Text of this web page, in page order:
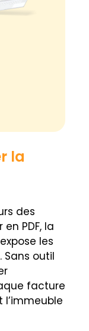
la
des
PDF, la
les
Sans outil
facture